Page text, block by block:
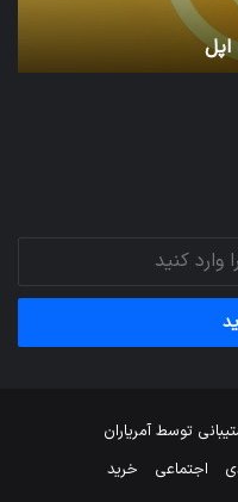
اپل
توسطآمریاران
اجتماعی خرید